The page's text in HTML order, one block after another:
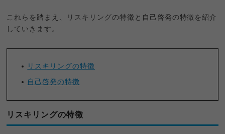
これらを踏まえ、リスキリングの特徴と自己啓発の特徴を紹介
していきます。
リスキリングの特徴
自己啓発の特徴
リスキリングの特徴